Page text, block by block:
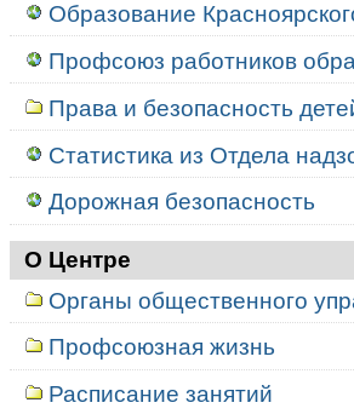
Образование
Профсоюз работников
Права и безопасность
Статистика из Отдела
Дорожная безопасность
О Центре
Органы общественного
Профсоюзная жизнь
Расписание занятий